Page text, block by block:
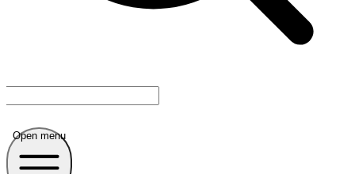
Open menu